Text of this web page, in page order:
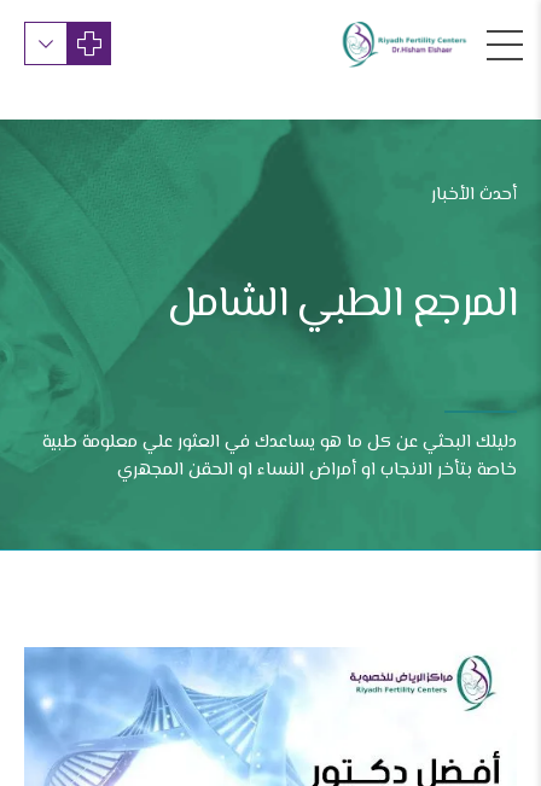
أحدث الأخبار
المرجع الطبي الشامل
دليلك البحثي عن كل ما هو يساعدك في العثور علي معلومة طبية
خاصة بتأخر الانجاب او أمراض النساء او الحقن المجهري